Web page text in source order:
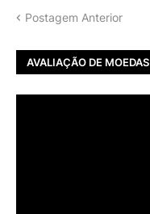
Postagem Anterior
AVALIAÇÃO DE MOEDAS